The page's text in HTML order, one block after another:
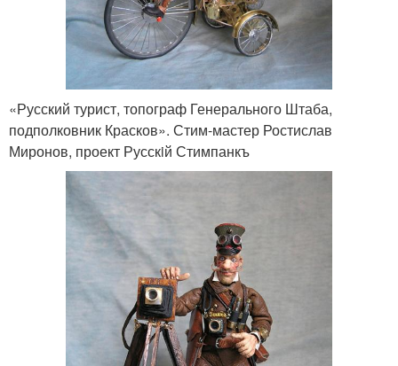
«Русский турист, топограф Генерального Штаба,
подполковник Красков». Стим-мастер Ростислав
Миронов, проект Русскiй Стимпанкъ